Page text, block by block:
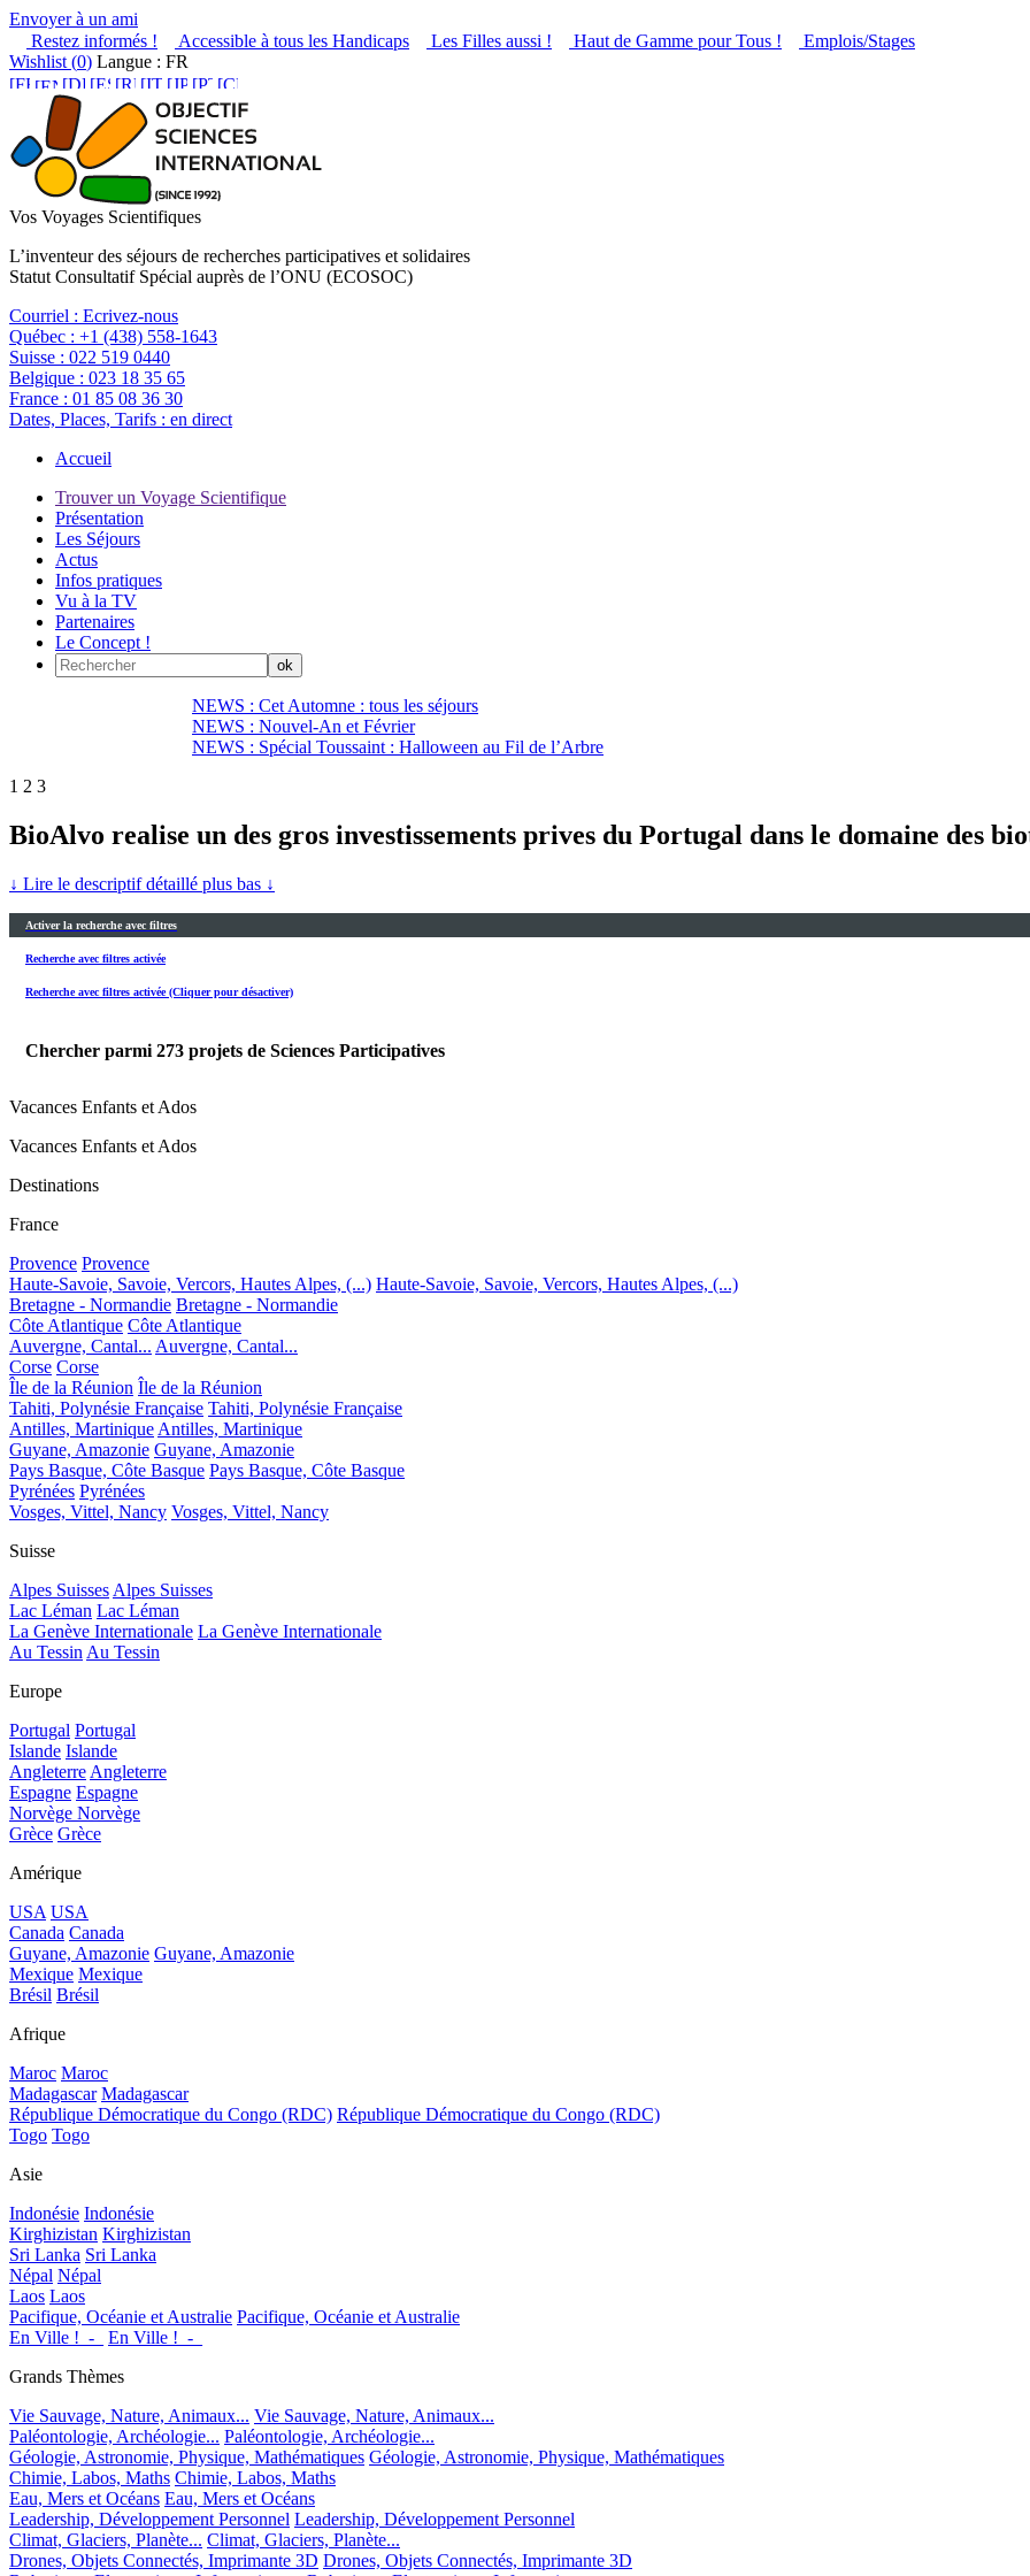
Envoyer à un ami
Restez informés !
Accessible à tous les Handicaps Les Filles aussi ! Haut de Gamme pour Tous !
Emplois/Stages
Wishlist (0) Langue : FR
Vos Voyages Scientifiques
L’inventeur des séjours de recherches participatives et solidaires
Statut Consultatif Spécial auprès de l’ONU (ECOSOC)
Courriel : Ecrivez-nous
Québec : +1 (438) 558-1643
Suisse : 022 519 0440
Belgique : 023 18 35 65
France : 01 85 08 36 30
Dates, Places, Tarifs : en direct
Accueil
Trouver un Voyage Scientifique
Présentation
Les Séjours
Actus
Infos pratiques
Vu à la TV
Partenaires
Le Concept !
NEWS : Cet Automne : tous les séjours
NEWS : Nouvel-An et Février
NEWS : Spécial Toussaint : Halloween au Fil de l’Arbre
1 2 3
BioAlvo realise un des gros investissements prives du Portugal dans le domaine des
↓ Lire le descriptif détaillé plus bas ↓
Activer la recherche avec filtres
Recherche avec filtres activée
Recherche avec filtres activée (Cliquer pour désactiver)
Chercher parmi 273 projets de Sciences Participatives
Vacances Enfants et Ados
Vacances Enfants et Ados
Destinations
France
Provence Provence
Haute-Savoie, Savoie, Vercors, Hautes Alpes, (...) Haute-Savoie, Savoie, Vercors, Hautes Alpes, (...)
Bretagne - Normandie Bretagne - Normandie
Côte Atlantique Côte Atlantique
Auvergne, Cantal... Auvergne, Cantal...
Corse Corse
Île de la Réunion Île de la Réunion
Tahiti, Polynésie Française Tahiti, Polynésie Française
Antilles, Martinique Antilles, Martinique
Guyane, Amazonie Guyane, Amazonie
Pays Basque, Côte Basque Pays Basque, Côte Basque
Pyrénées Pyrénées
Vosges, Vittel, Nancy Vosges, Vittel, Nancy
Suisse
Alpes Suisses Alpes Suisses
Lac Léman Lac Léman
La Genève Internationale La Genève Internationale
Au Tessin Au Tessin
Europe
Portugal Portugal
Islande Islande
Angleterre Angleterre
Espagne Espagne
Norvège Norvège
Grèce Grèce
Amérique
USA USA
Canada Canada
Guyane, Amazonie Guyane, Amazonie
Mexique Mexique
Brésil Brésil
Afrique
Maroc Maroc
Madagascar Madagascar
République Démocratique du Congo (RDC) République Démocratique du Congo (RDC)
Togo Togo
Asie
Indonésie Indonésie
Kirghizistan Kirghizistan
Sri Lanka Sri Lanka
Népal Népal
Laos Laos
Pacifique, Océanie et Australie Pacifique, Océanie et Australie
En Ville !_-_
En Ville !_-_
Grands Thèmes
Vie Sauvage, Nature, Animaux... Vie Sauvage, Nature, Animaux...
Paléontologie, Archéologie... Paléontologie, Archéologie...
Géologie, Astronomie, Physique, Mathématiques Géologie, Astronomie, Physique, Mathématiques
Chimie, Labos, Maths Chimie, Labos, Maths
Eau, Mers et Océans Eau, Mers et Océans
Leadership, Développement Personnel Leadership, Développement Personnel
Climat, Glaciers, Planète... Climat, Glaciers, Planète...
Drones, Objets Connectés, Imprimante 3D Drones, Objets Connectés, Imprimante 3D